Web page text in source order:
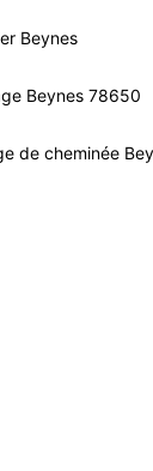
Beynes
Beynes 78650
de cheminée